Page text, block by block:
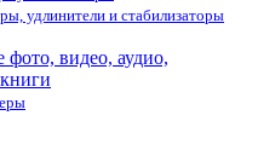
удлинители и стабилизаторы
фото, видео, аудио,